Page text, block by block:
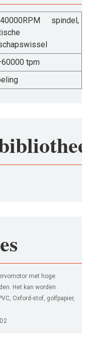
spindel,
tpm
met hoge
Het kan worden
Oxford-stof, golfpapier,